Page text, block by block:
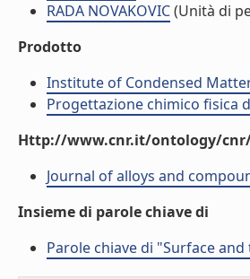
RADA NOVAKOVIC(Unità di
Prodotto
Institute of Condensed
Progettazione chimico fisica
Http://www.cnr.it/ontology/
Journal of alloys and
Insieme di parole chiave di
Parole chiave di "Surface